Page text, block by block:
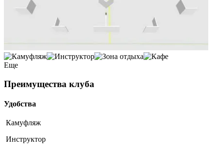
Еще
Преимущества клуба
Удобства
Камуфляж
Инструктор